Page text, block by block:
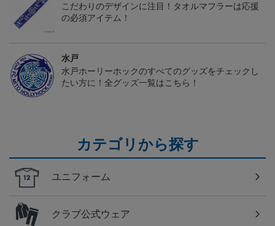
こだわりのデザインに注目！タオルマフラーは応援
の必須アイテム！
水戸
水戸ホーリーホックのすべてのグッズをチェックし
たい方に！全グッズ一覧はこちら！
カテゴリから探す
ユニフォーム
クラブ公式ウェア